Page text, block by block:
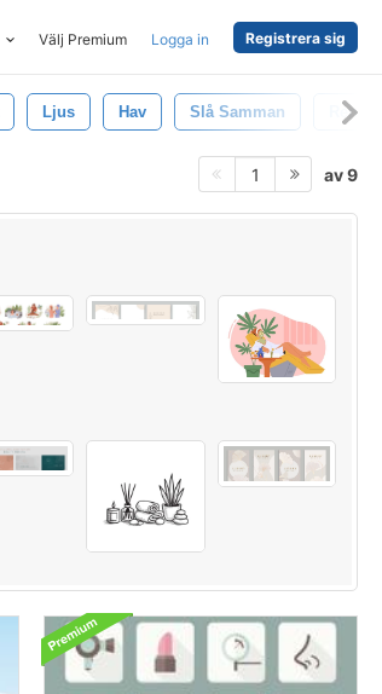
Välj Premium Logga in Registrera sig
Ljus Hav Slå Samman Rena
1 av 9